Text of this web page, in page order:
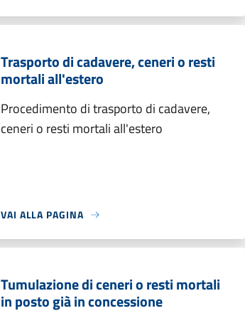
Trasporto di cadavere, ceneri o resti
mortali all'estero
Procedimento di trasporto di cadavere,
ceneri o resti mortali all'estero
VAI ALLA PAGINA
Tumulazione di ceneri o resti mortali
in posto già in concessione